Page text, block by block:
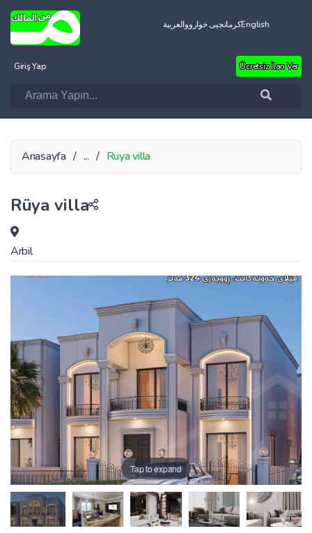
العربيةکرمانجیی خوارووEnglish
Giriş Yap Ücretsiz İlan Ver
Anasayfa / ... / Rüya villa
Rüya villa
Arbil
Tap to expand